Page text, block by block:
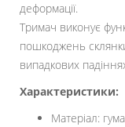
деформації.
Тримач виконує
пошкоджень
випадкових
Характеристики:
Матеріал: гума